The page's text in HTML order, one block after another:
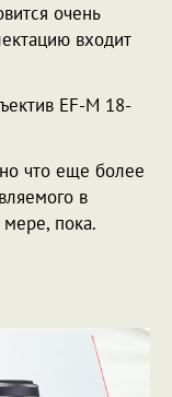
очень
входит
EF-M 18-
что еще более
в
пока.